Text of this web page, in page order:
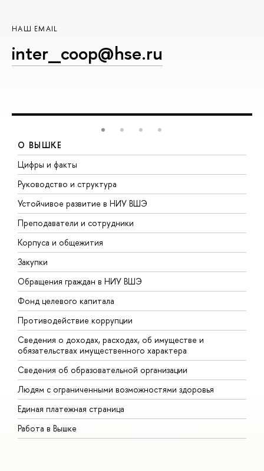
НАШ EMAIL
inter_coop@hse.ru
О ВЫШКЕ
Цифры и факты
Руководство и структура
Устойчивое развитие в НИУ ВШЭ
Преподаватели и сотрудники
Корпуса и общежития
Закупки
Обращения граждан в НИУ ВШЭ
Фонд целевого капитала
Противодействие коррупции
Сведения о доходах, расходах, об имуществе и
обязательствах имущественного характера
Сведения об образовательной организации
Людям с ограниченными возможностями здоровья
Единая платежная страница
Работа в Вышке